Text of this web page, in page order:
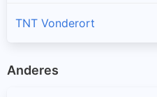
TNT Vonderort
Anderes